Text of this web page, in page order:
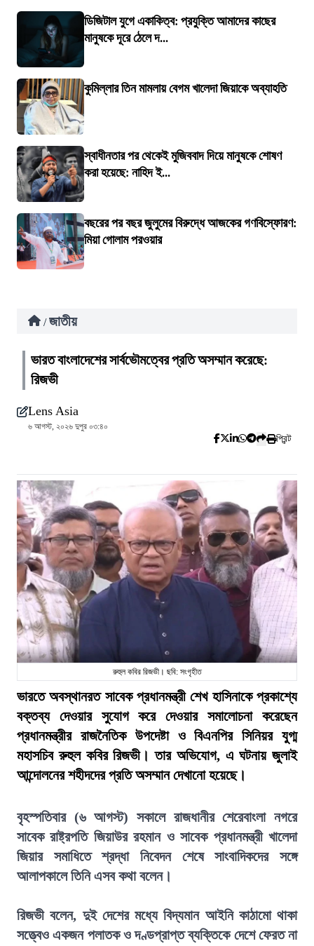
ডিজিটাল যুগে একাকিত্ব: প্রযুক্তি আমাদের কাছের
মানুষকে দূরে ঠেলে দ...
কুমিল্লার তিন মামলায় বেগম খালেদা জিয়াকে অব্যাহতি
স্বাধীনতার পর থেকেই মুজিববাদ দিয়ে মানুষকে শোষণ
করা হয়েছে: নাহিদ ই...
বছরের পর বছর জুলুমের বিরুদ্ধে আজকের গণবিস্ফোরণ:
মিয়া গোলাম পরওয়ার
/ জাতীয়
ভারত বাংলাদেশের সার্বভৌমত্বের প্রতি অসম্মান করেছে:
রিজভী
Lens Asia
৬ আগস্ট, ২০২৬ দুপুর ০৩:৪০
প্রিন্ট
রুহুল কবির রিজভী। ছবি: সংগৃহীত
ভারতে অবস্থানরত সাবেক প্রধানমন্ত্রী শেখ হাসিনাকে প্রকাশ্যে
বক্তব্য দেওয়ার সুযোগ করে দেওয়ার সমালোচনা করেছেন
প্রধানমন্ত্রীর রাজনৈতিক উপদেষ্টা ও বিএনপির সিনিয়র যুগ্ম
মহাসচিব রুহুল কবির রিজভী। তার অভিযোগ, এ ঘটনায় জুলাই
আন্দোলনের শহীদদের প্রতি অসম্মান দেখানো হয়েছে।
বৃহস্পতিবার (৬ আগস্ট) সকালে রাজধানীর শেরেবাংলা নগরে
সাবেক রাষ্ট্রপতি জিয়াউর রহমান ও সাবেক প্রধানমন্ত্রী খালেদা
জিয়ার সমাধিতে শ্রদ্ধা নিবেদন শেষে সাংবাদিকদের সঙ্গে
আলাপকালে তিনি এসব কথা বলেন।
রিজভী বলেন, দুই দেশের মধ্যে বিদ্যমান আইনি কাঠামো থাকা
সত্ত্বেও একজন পলাতক ও দণ্ডপ্রাপ্ত ব্যক্তিকে দেশে ফেরত না